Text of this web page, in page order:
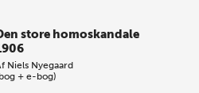
store homoskandale
Niels Nyegaard
+ e-bog)